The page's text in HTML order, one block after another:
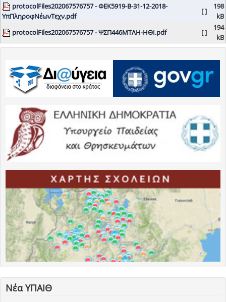
protocolFiles202067576757 - ΦΕΚ5919-Β-31-12-2018-
ΥπΠληροφΝέωνΤεχν.pdf
[ ]
198
kB
protocolFiles202067576757 - ΨΣΠ446ΜΤΛΗ-ΗΘΙ.pdf
[ ]
194
kB
Νέα ΥΠΑΙΘ